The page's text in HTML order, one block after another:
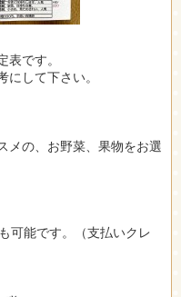
です。
して下さい。
メの、お野菜、果物をお選
可能です。（支払いクレ